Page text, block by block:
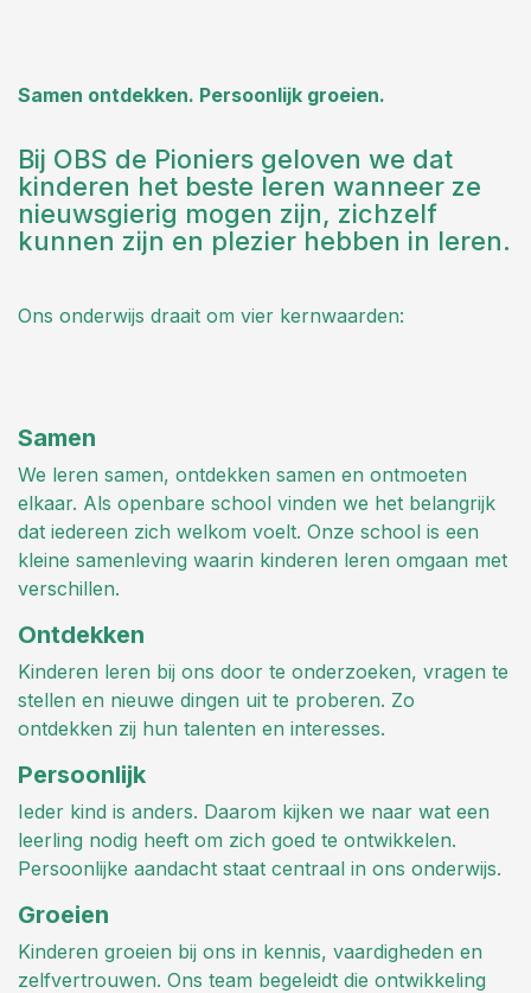
Samen ontdekken. Persoonlijk groeien.
Bij OBS de Pioniers geloven we dat
kinderen het beste leren wanneer ze
nieuwsgierig mogen zijn, zichzelf
kunnen zijn en plezier hebben in leren.
Ons onderwijs draait om vier kernwaarden:
Samen
We leren samen, ontdekken samen en ontmoeten
elkaar. Als openbare school vinden we het belangrijk
dat iedereen zich welkom voelt. Onze school is een
kleine samenleving waarin kinderen leren omgaan met
verschillen.
Ontdekken
Kinderen leren bij ons door te onderzoeken, vragen te
stellen en nieuwe dingen uit te proberen. Zo
ontdekken zij hun talenten en interesses.
Persoonlijk
Ieder kind is anders. Daarom kijken we naar wat een
leerling nodig heeft om zich goed te ontwikkelen.
Persoonlijke aandacht staat centraal in ons onderwijs.
Groeien
Kinderen groeien bij ons in kennis, vaardigheden en
zelfvertrouwen. Ons team begeleidt die ontwikkeling